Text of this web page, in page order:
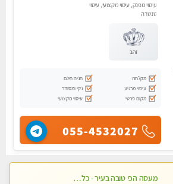
עיסוי מפנק, עיסוי מקצועי, עיסוי
טנטרה
זהב
מקלחת
חניה חינם
עיסוי מרגיע
נקי ומסודר
מקום פרטי
עיסוי מקצועי
055-4532027
מעסה הכי טובה בעיר - כל סוגי העיסויים מעסה מקצועית ואיכותית פרטי!!!